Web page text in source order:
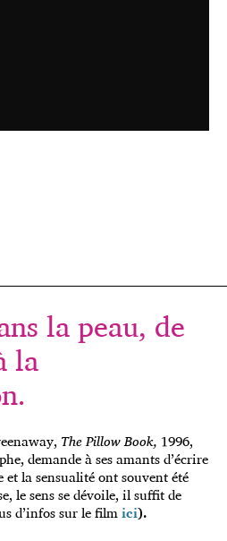
la peau, de
la
The Pillow Book, 1996,
demande à ses amants d’écrire
la sensualité ont souvent été
le sens se dévoile, il suffit de
d’infos sur le filmici).